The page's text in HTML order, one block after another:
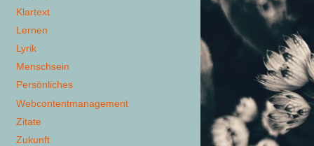
Klartext
Lernen
Lyrik
Menschsein
Persönliches
Webcontentmanagement
Zitate
Zukunft